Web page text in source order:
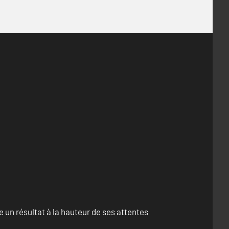
résultat à la hauteur de ses attentes